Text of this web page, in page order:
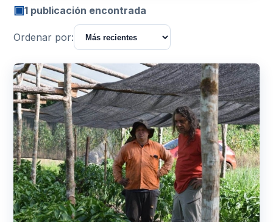
▣1 publicación encontrada
Ordenar por: